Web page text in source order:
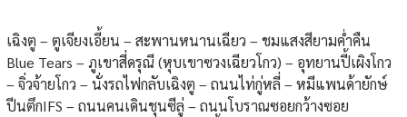
เฉิงตู – ตูเจียงเอี้ยน – สะพานหนานเฉียว – ชมแสงสียามค่ำคืน
Blue Tears – ภูเขาสี่ดรุณี (หุบเขาซวงเฉียวโกว) – อุทยานปี้เผิงโกว
– จิ่วจ้ายโกว – นั่งรถไฟกลับเฉิงตู – ถนนไท่กู่หลี่ – หมีแพนด้ายักษ์
ปีนตึกIFS – ถนนคนเดินชุนซีลู่ – ถนนโบราณซอยกว้างซอย